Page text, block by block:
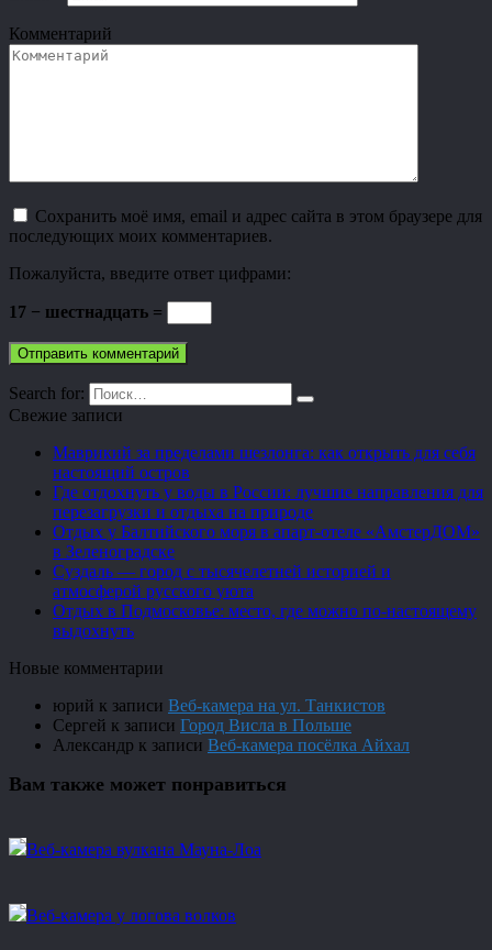
Комментарий
Сохранить моё имя, email и адрес сайта в этом браузере для
последующих моих комментариев.
Пожалуйста, введите ответ цифрами:
17 − шестнадцать =
Search for:
Свежие записи
Маврикий за пределами шезлонга: как открыть для себя
настоящий остров
Где отдохнуть у воды в России: лучшие направления для
перезагрузки и отдыха на природе
Отдых у Балтийского моря в апарт-отеле «АмстерДОМ»
в Зеленоградске
Суздаль — город с тысячелетней историей и
атмосферой русского уюта
Отдых в Подмосковье: место, где можно по-настоящему
выдохнуть
Новые комментарии
юрий к записи Веб-камера на ул. Танкистов
Сергей к записи Город Висла в Польше
Александр к записи Веб-камера посёлка Айхал
Вам также может понравиться
Веб-камера вулкана Мауна-Лоа
Веб-камера у логова волков